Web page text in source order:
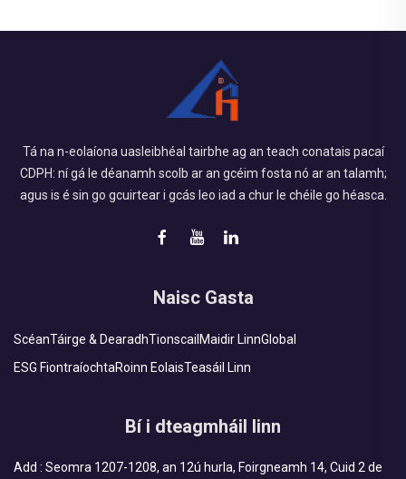
Tá na n-eolaíona uasleibhéal tairbhe ag an teach conatais pacaí
CDPH: ní gá le déanamh scolb ar an gcéim fosta nó ar an talamh;
agus is é sin go gcuirtear i gcás leo iad a chur le chéile go héasca.
Naisc Gasta
ScéanTáirge & DearadhTionscail Maidir LinnGlobal
ESG FiontraíochtaRoinn EolaisTeasáil Linn
Bí i dteagmháil linn
Add : Seomra 1207-1208, an 12ú hurla, Foirgneamh 14, Cuid 2 de